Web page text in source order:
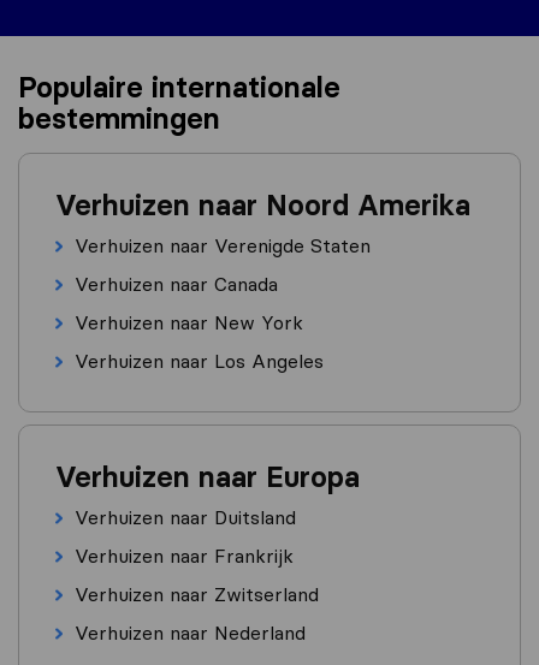
Populaire internationale
bestemmingen
Verhuizen naar Noord Amerika
Verhuizen naar Verenigde Staten
Verhuizen naar Canada
Verhuizen naar New York
Verhuizen naar Los Angeles
Verhuizen naar Europa
Verhuizen naar Duitsland
Verhuizen naar Frankrijk
Verhuizen naar Zwitserland
Verhuizen naar Nederland